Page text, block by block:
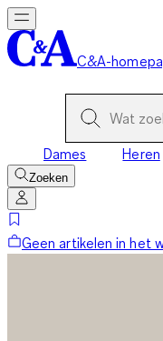
C&A-
Dames Heren
Zoeken
Geen artikelen in het